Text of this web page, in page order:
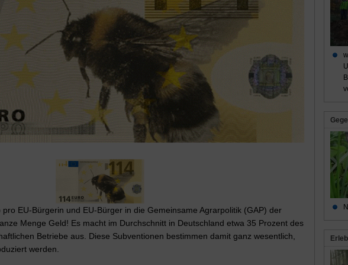
EU-Bürgerin und EU-Bürger in die Gemeinsame Agrarpolitik (GAP) der
Menge Geld! Es macht im Durchschnitt in Deutschland etwa 35 Prozent des
Betriebe aus. Diese Subventionen bestimmen damit ganz wesentlich,
werden.